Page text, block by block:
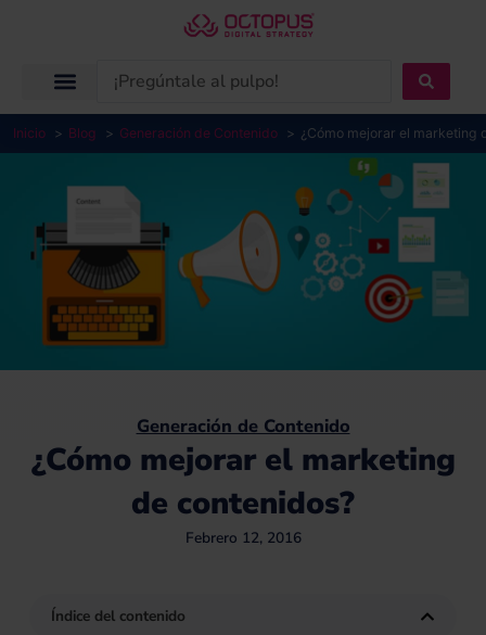
Search
Inicio Blog Generación de Contenido ¿Cómo mejorar el marketing
Generación de Contenido
¿Cómo mejorar el marketing
de contenidos?
Febrero 12, 2016
Índice del contenido